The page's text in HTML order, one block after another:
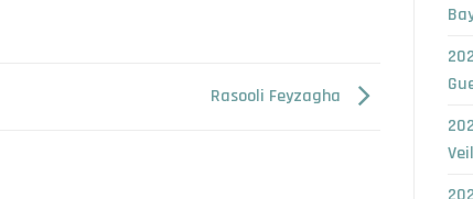
Rasooli Feyzagha